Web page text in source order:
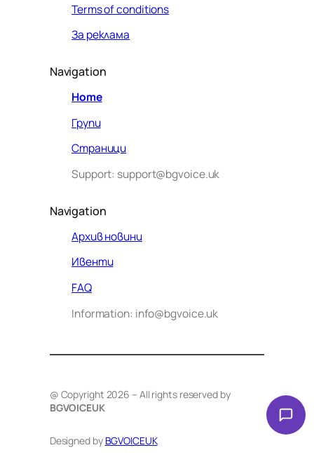
Terms of conditions
За реклама
Navigation
Home
Групи
Страници
Support: support@bgvoice.uk
Navigation
Архив новини
Ивенти
FAQ
Information: info@bgvoice.uk
@ Copyright 2026 – All rights reserved by
BGVOICEUK
Designed by BGVOICEUK
VOICE UK. С какво мога да